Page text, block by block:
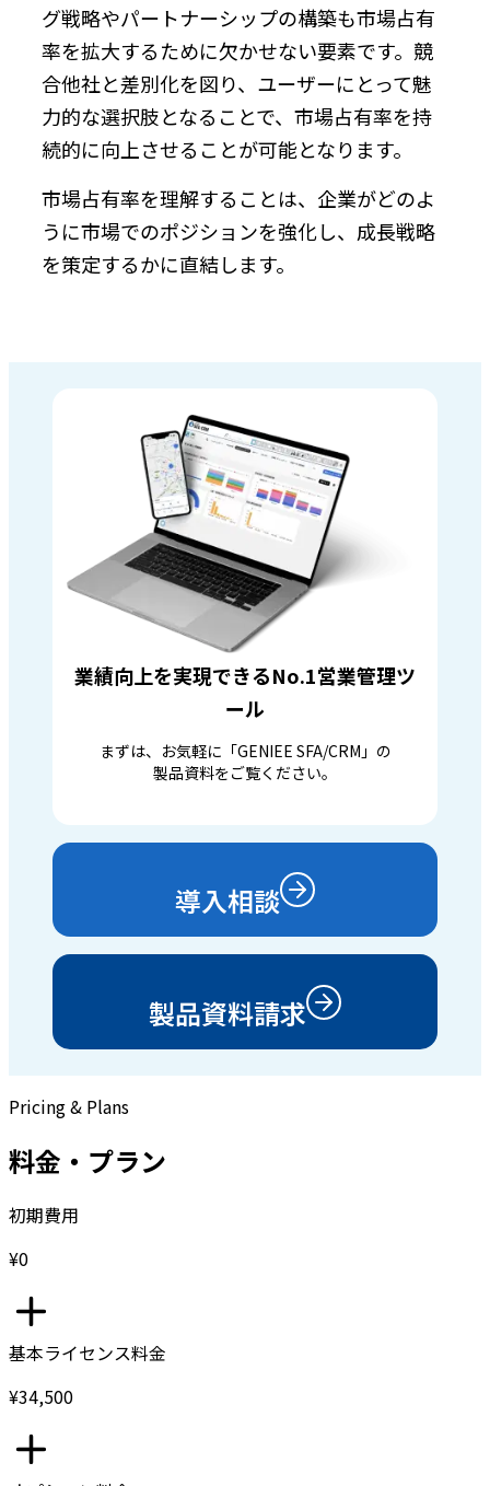
グ戦略やパートナーシップの構築も市場占有
率を拡大するために欠かせない要素です。競
合他社と差別化を図り、ユーザーにとって魅
力的な選択肢となることで、市場占有率を持
続的に向上させることが可能となります。
市場占有率を理解することは、企業がどのよ
うに市場でのポジションを強化し、成長戦略
を策定するかに直結します。
業績向上を実現できるNo.1営業管理ツ
ール
まずは、お気軽に「GENIEE SFA/CRM」の
製品資料をご覧ください。
導入相談
製品資料請求
Pricing & Plans
料金・プラン
初期費用
¥0
基本ライセンス料金
¥34,500